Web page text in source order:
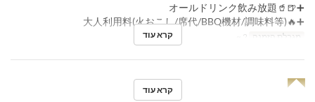
➕🍺🥤オールドリンク飲み放題
➕🔥大人利用料(火おこし/席代/BBQ機材/調味料等)
מגבלת הזמנה קרא עוד
◥◤
קרא עוד